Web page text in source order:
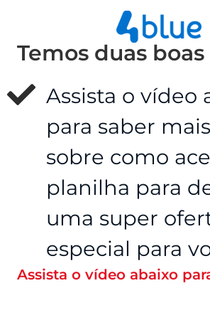
Temos duas
Assista o vídeo
para saber
sobre como
planilha para
uma super
especial para
Assista o vídeo abaixo